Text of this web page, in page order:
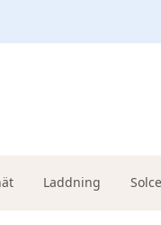
Laddning